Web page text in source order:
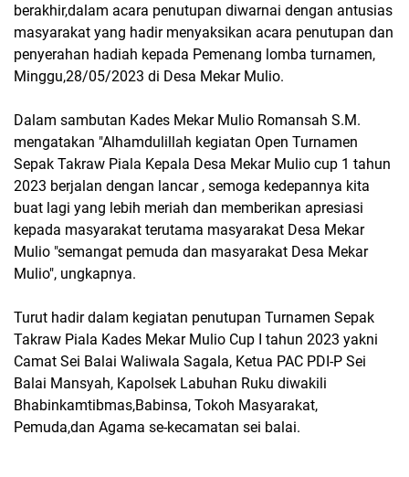
berakhir,dalam acara penutupan diwarnai dengan antusias
masyarakat yang hadir menyaksikan acara penutupan dan
penyerahan hadiah kepada Pemenang lomba turnamen,
Minggu,28/05/2023 di Desa Mekar Mulio.
Dalam sambutan Kades Mekar Mulio Romansah S.M.
mengatakan "Alhamdulillah kegiatan Open Turnamen
Sepak Takraw Piala Kepala Desa Mekar Mulio cup 1 tahun
2023 berjalan dengan lancar , semoga kedepannya kita
buat lagi yang lebih meriah dan memberikan apresiasi
kepada masyarakat terutama masyarakat Desa Mekar
Mulio "semangat pemuda dan masyarakat Desa Mekar
Mulio", ungkapnya.
Turut hadir dalam kegiatan penutupan Turnamen Sepak
Takraw Piala Kades Mekar Mulio Cup I tahun 2023 yakni
Camat Sei Balai Waliwala Sagala, Ketua PAC PDI-P Sei
Balai Mansyah, Kapolsek Labuhan Ruku diwakili
Bhabinkamtibmas,Babinsa, Tokoh Masyarakat,
Pemuda,dan Agama se-kecamatan sei balai.